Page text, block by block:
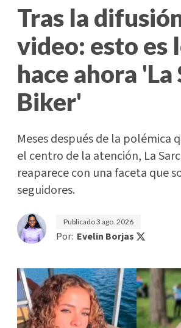
Tras la
video: esto es
hace ahora 'La
Biker'
Meses después de la polémica
el centro de la atención, La
reaparece con una faceta que
seguidores.
Publicado3 ago. 2026
Por: Evelin Borjas